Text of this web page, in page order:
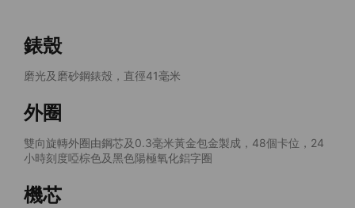
錶殼
磨光及磨砂鋼錶殼，直徑41毫米
外圈
雙向旋轉外圈由鋼芯及0.3毫米黃金包金製成，48個卡位，24
小時刻度啞棕色及黑色陽極氧化鋁字圈
機芯